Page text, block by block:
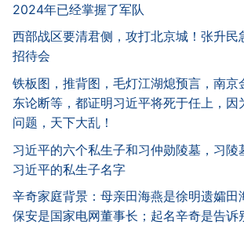
2024年已经掌握了军队
西部战区要清君侧，攻打北京城！张升民
招待会
铁板图，推背图，毛灯江湖熄预言，南京
东论断等，都证明习近平将死于任上，因
问题，天下大乱！
习近平的六个私生子和习仲勋陵墓，习陵
习近平的私生子名字
辛奇家庭背景：母亲田海燕是徐明遗孀田
保安是国家电网董事长；起名辛奇是告诉